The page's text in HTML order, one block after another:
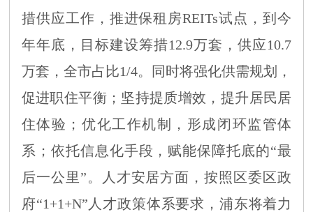
措供应工作，推进保租房REITs试点，到今
年年底，目标建设筹措12.9万套，供应10.7
万套，全市占比1/4。同时将强化供需规划，
促进职住平衡；坚持提质增效，提升居民居
住体验；优化工作机制，形成闭环监管体
系；依托信息化手段，赋能保障托底的“最
后一公里”。人才安居方面，按照区委区政
府“1+1+N”人才政策体系要求，浦东将着力